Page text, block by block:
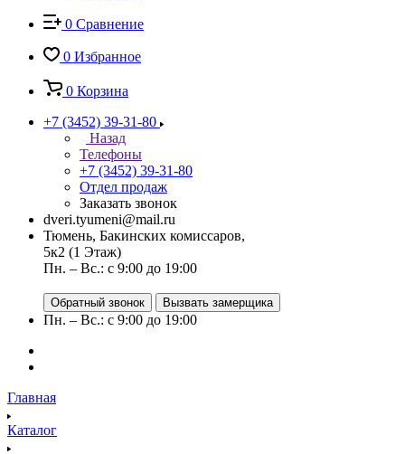
0 Сравнение
0 Избранное
0 Корзина
+7 (3452) 39-31-80
Назад
Телефоны
+7 (3452) 39-31-80
Отдел продаж
Заказать звонок
dveri.tyumeni@mail.ru
Тюмень, Бакинских комиссаров,
5к2 (1 Этаж)
Пн. – Вс.: с 9:00 до 19:00
Обратный звонок Вызвать замерщика
Пн. – Вс.: с 9:00 до 19:00
Главная
Каталог